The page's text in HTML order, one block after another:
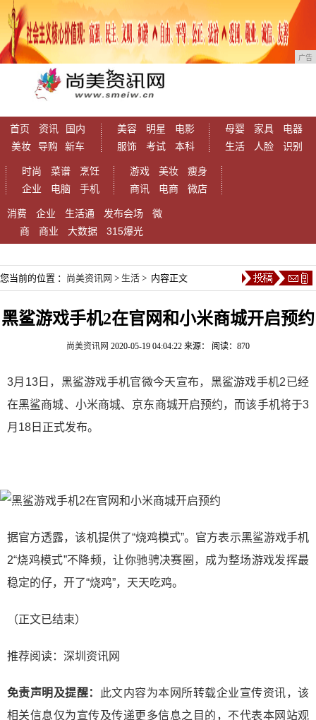
广告
首页 资讯
国内
美妆
导购 新车
美容 明星
电影
服饰
考试 本科
母婴 家具
电器
生活
人脸 识别
时尚 菜谱
烹饪
企业
电脑 手机
游戏 美妆
瘦身
商讯
电商 微店
消费 企业 生活通 发布会场
微
商
商业 大数据 315爆光
您当前的位置 ： 尚美资讯网 > 生活 > 内容正文
黑鲨游戏手机2在官网和小米商城开启预约
尚美资讯网 2020-05-19 04:04:22 来源： 阅读：870
3月13日，黑鲨游戏手机官微今天宣布，黑鲨游戏手机2已经
在黑鲨商城、小米商城、京东商城开启预约，而该手机将于3
月18日正式发布。
据官方透露，该机提供了“烧鸡模式”。官方表示黑鲨游戏手机
2“烧鸡模式”不降频，让你驰骋决赛圈，成为整场游戏发挥最
稳定的仔，开了“烧鸡”，天天吃鸡。
（正文已结束）
推荐阅读： 深圳资讯网
免责声明及提醒：
此文内容为本网所转载企业宣传资讯，该
相关信息仅为宣传及传递更多信息之目的，不代表本网站观